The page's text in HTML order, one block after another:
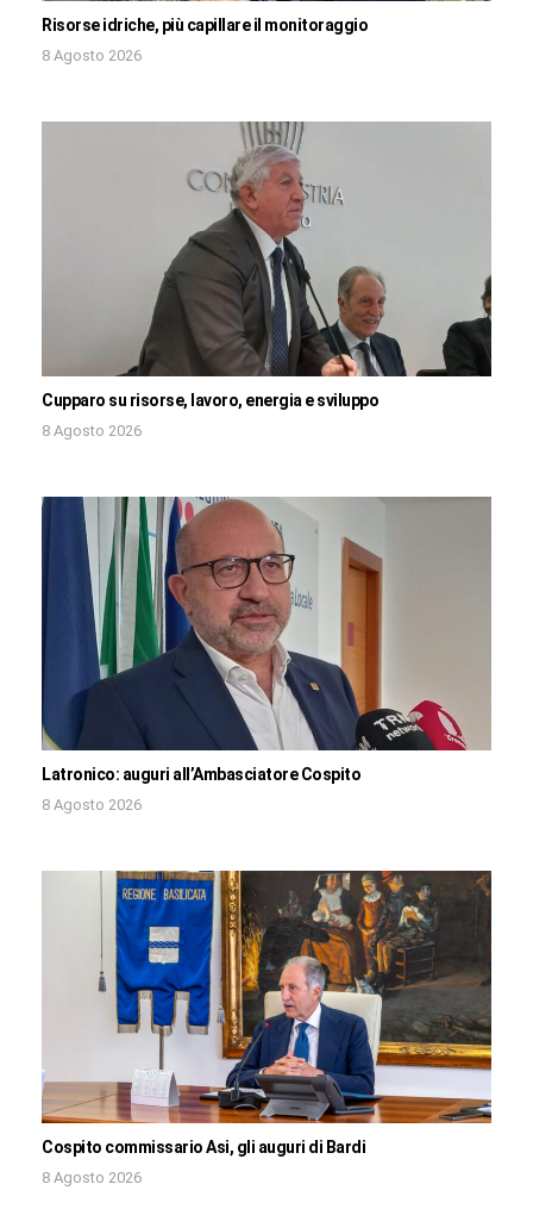
Risorse idriche, più capillare il monitoraggio
8 Agosto 2026
Cupparo su risorse, lavoro, energia e sviluppo
8 Agosto 2026
Latronico: auguri all’Ambasciatore Cospito
8 Agosto 2026
Cospito commissario Asi, gli auguri di Bardi
8 Agosto 2026